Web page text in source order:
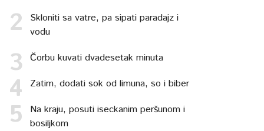
Skloniti sa vatre, pa sipati paradajz i
vodu
Čorbu kuvati dvadesetak minuta
Zatim, dodati sok od limuna, so i biber
Na kraju, posuti iseckanim peršunom i
bosiljkom